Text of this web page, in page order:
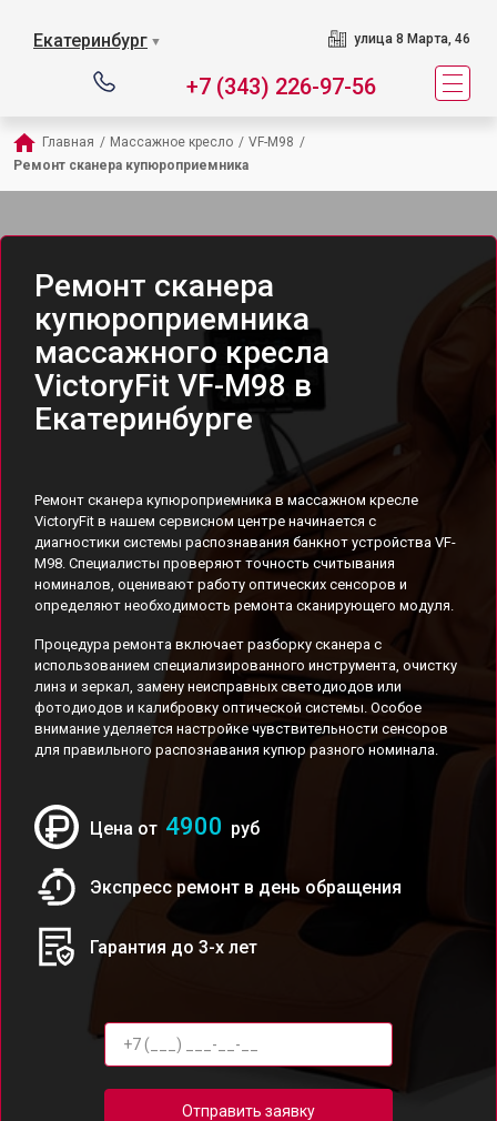
Екатеринбург ▼ улица 8 Марта, 46
+7 (343) 226-97-56
Главная / Массажное кресло / VF-M98 /
Ремонт сканера купюроприемника
Ремонт сканера
купюроприемника
массажного кресла
VictoryFit VF-M98 в
Екатеринбурге
Ремонт сканера купюроприемника в массажном кресле
VictoryFit в нашем сервисном центре начинается с
диагностики системы распознавания банкнот устройства VF-
M98. Специалисты проверяют точность считывания
номиналов, оценивают работу оптических сенсоров и
определяют необходимость ремонта сканирующего модуля.
Процедура ремонта включает разборку сканера с
использованием специализированного инструмента, очистку
линз и зеркал, замену неисправных светодиодов или
фотодиодов и калибровку оптической системы. Особое
внимание уделяется настройке чувствительности сенсоров
для правильного распознавания купюр разного номинала.
Цена от 4900 руб
Экспресс ремонт в день обращения
Гарантия до 3-х лет
Отправить заявку